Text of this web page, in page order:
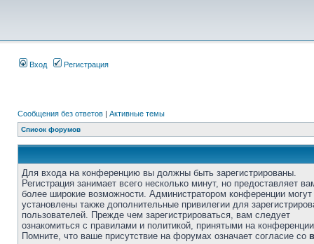
Вход Регистрация
Сообщения без ответов | Активные темы
Список форумов
Для входа на конференцию вы должны быть зарегистрированы.
Регистрация занимает всего несколько минут, но предоставляет
более широкие возможности. Администратором конференции
установлены также дополнительные привилегии для
пользователей. Прежде чем зарегистрироваться, вам следует
ознакомиться с правилами и политикой, принятыми на
Помните, что ваше присутствие на форумах означает согласие со